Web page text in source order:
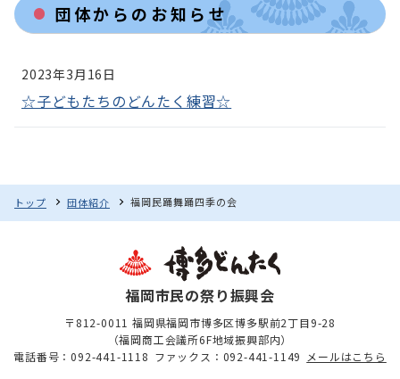
団体からのお知らせ
2023年3月16日
☆子どもたちのどんたく練習☆
トップ 団体紹介 福岡民踊舞踊四季の会
福岡市民の祭り振興会
〒812-0011 福岡県福岡市博多区博多駅前2丁目9-28
（福岡商工会議所6F地域振興部内）
電話番号：092-441-1118 ファックス：092-441-1149 メールはこちら